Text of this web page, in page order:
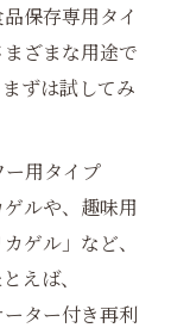
保存専用タイ
ざまな用途で
ずは試してみ
用タイプ
ルや、趣味用
ゲル」など、
えば、
ター付き再利